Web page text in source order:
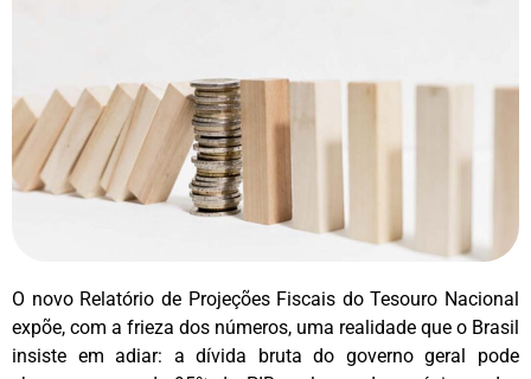
O novo Relatório de Projeções Fiscais do Tesouro Nacional
expõe, com a frieza dos números, uma realidade que o Brasil
insiste em adiar: a dívida bruta do governo geral pode